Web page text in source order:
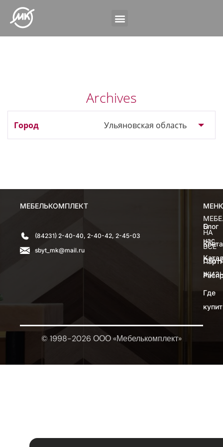
Archives
Ульяновская область
МЕБЕЛЬКОМПЛЕКТ
(84231) 2-40-40, 2-40-42, 2-45-03
sbyt_mk@mail.ru
О
нас
Где
Блог
НА
ВСЕ
© 1998-2026 ООО «Мебелькомплект»